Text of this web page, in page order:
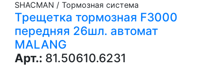
SHACMAN / Тормозная система
Трещетка тормозная F3000
передняя 26шл. автомат
MALANG
Арт.: 81.50610.6231